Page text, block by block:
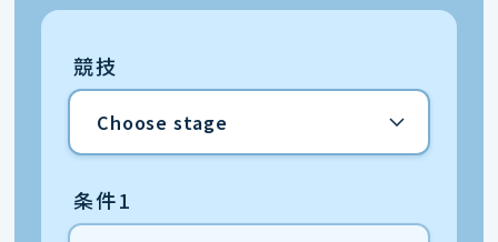
競技
条件1